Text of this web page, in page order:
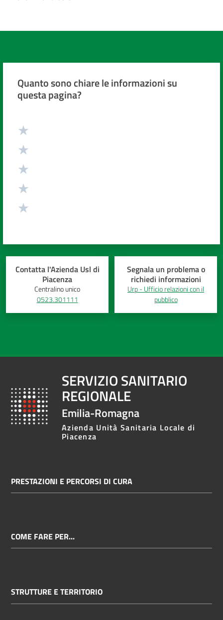
Quanto sono chiare le informazioni su
questa pagina?
Contatta l'Azienda Usl di
Piacenza
Centralino unico
0523.301111
Segnala un problema o
richiedi informazioni
Urp - Ufficio relazioni con il
pubblico
SERVIZIO SANITARIO
REGIONALE
Emilia-Romagna
Azienda Unità Sanitaria Locale di
Piacenza
PRESTAZIONI E PERCORSI DI CURA
COME FARE PER...
STRUTTURE E TERRITORIO